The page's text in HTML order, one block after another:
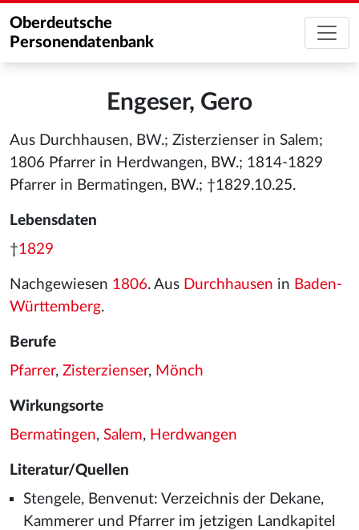
Oberdeutsche
Personendatenbank
Engeser, Gero
Aus Durchhausen, BW.; Zisterzienser in Salem;
1806 Pfarrer in Herdwangen, BW.; 1814-1829
Pfarrer in Bermatingen, BW.; †1829.10.25.
Lebensdaten
†1829
Nachgewiesen 1806. Aus Durchhausen in Baden-
Württemberg.
Berufe
Pfarrer, Zisterzienser, Mönch
Wirkungsorte
Bermatingen, Salem, Herdwangen
Literatur/Quellen
Stengele, Benvenut: Verzeichnis der Dekane,
Kammerer und Pfarrer im jetzigen Landkapitel